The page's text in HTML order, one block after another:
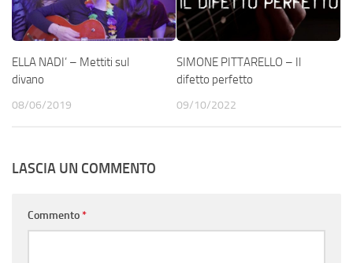
ELLA NADI’ – Mettiti sul
divano
08/06/2019
SIMONE PITTARELLO – Il
difetto perfetto
09/10/2022
LASCIA UN COMMENTO
Commento*